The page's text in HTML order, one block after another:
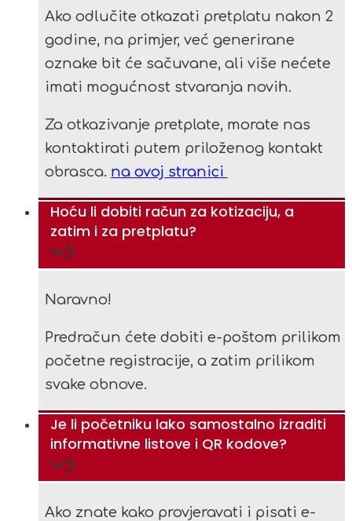
Ako odlučite otkazati pretplatu nakon 2
godine, na primjer, već generirane
oznake bit će sačuvane, ali više nećete
imati mogućnost stvaranja novih.
Za otkazivanje pretplate, morate nas
kontaktirati putem priloženog kontakt
obrasca. na ovoj stranici
Hoću li dobiti račun za kotizaciju, a
zatim i za pretplatu?
Naravno!
Predračun ćete dobiti e-poštom prilikom
početne registracije, a zatim prilikom
svake obnove.
Je li početniku lako samostalno izraditi
informativne listove i QR kodove?
Ako znate kako provjeravati i pisati e-